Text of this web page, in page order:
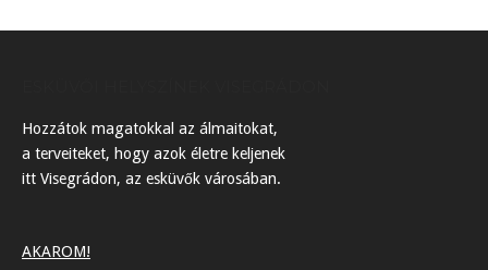
Hozzátok magatokkal az álmaitokat,
a terveiteket, hogy azok életre keljenek
itt Visegrádon, az esküvők városában.
AKAROM!